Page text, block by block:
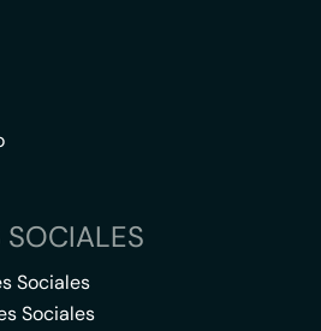
SOCIALES
Sociales
Sociales